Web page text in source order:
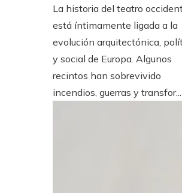
La historia del teatro
está íntimamente ligada a la
evolución arquitectónica,
y social de Europa. Algunos
recintos han sobrevivido
incendios, guerras y transfor...